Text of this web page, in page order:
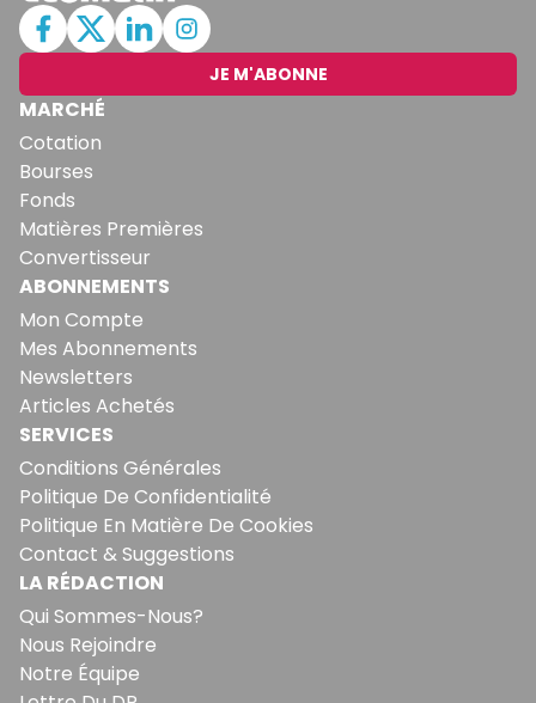
JE M'ABONNE
MARCHÉ
Cotation
Bourses
Fonds
Matières Premières
Convertisseur
ABONNEMENTS
Mon Compte
Mes Abonnements
Newsletters
Articles Achetés
SERVICES
Conditions Générales
Politique De Confidentialité
Politique En Matière De Cookies
Contact & Suggestions
LA RÉDACTION
Qui Sommes-Nous?
Nous Rejoindre
Notre Équipe